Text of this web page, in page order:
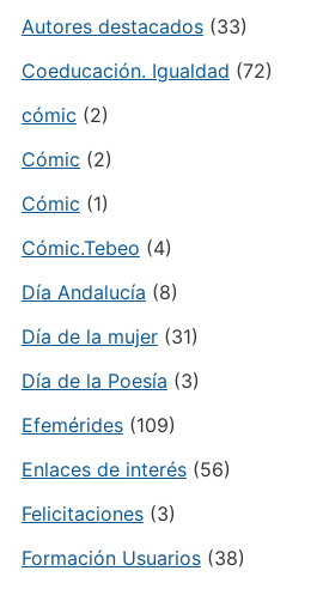
Autores destacados(33)
Coeducación. Igualdad (72)
cómic (2)
Cómic (2)
Cómic (1)
Cómic.Tebeo (4)
Día Andalucía (8)
Día de la mujer(31)
Día de la Poesía (3)
Efemérides(109)
Enlaces de interés(56)
Felicitaciones(3)
Formación Usuarios(38)